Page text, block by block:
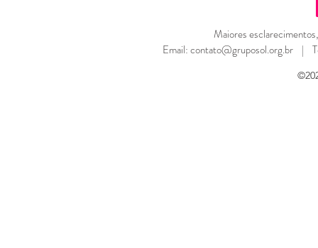
Maiores
Email: contato@gruposol.org.br